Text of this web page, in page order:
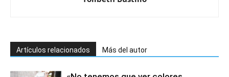
Artículos relacionados Más del autor